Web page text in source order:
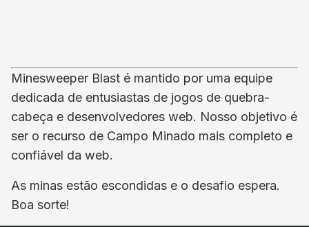
Minesweeper Blast é mantido por uma equipe
dedicada de entusiastas de jogos de quebra-
cabeça e desenvolvedores web. Nosso objetivo é
ser o recurso de Campo Minado mais completo e
confiável da web.
As minas estão escondidas e o desafio espera.
Boa sorte!